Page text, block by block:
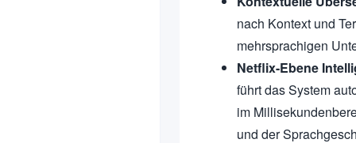
nach Kontext und
mehrsprachigen
Netflix-Ebene
führt das System
im
und der